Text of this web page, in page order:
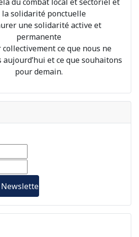
la solidarité ponctuelle
une solidarité active et
permanente
collectivement ce que nous ne
et ce que souhaitons
pour demain.